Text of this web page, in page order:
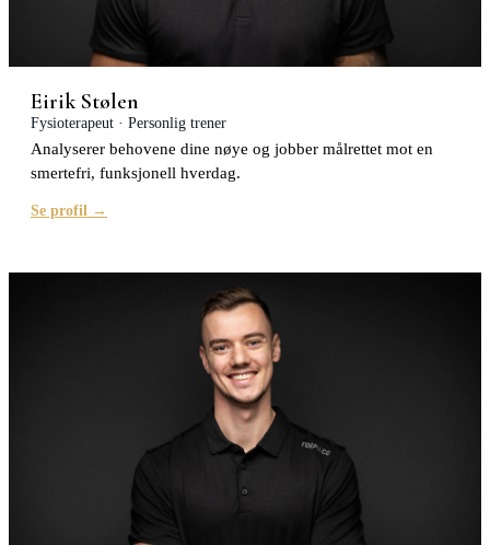
Eirik Stølen
Fysioterapeut · Personlig trener
Analyserer behovene dine nøye og jobber målrettet mot en
smertefri, funksjonell hverdag.
Se profil →